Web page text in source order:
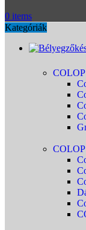
0 items
Kategóriák
COLOP
COLOP